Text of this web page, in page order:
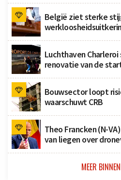
België ziet sterke
Luchthaven
renovatie van de
Bouwsector loopt
waarschuwt CRB
Theo Francken (N-
van liegen over
MEER